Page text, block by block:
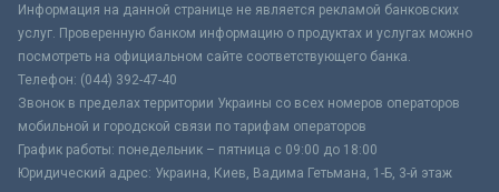
Информация на данной странице не является рекламой банковских
услуг. Проверенную банком информацию о продуктах и услугах можно
посмотреть на официальном сайте соответствующего банка.
Телефон: (044) 392-47-40
Звонок в пределах территории Украины со всех номеров операторов
мобильной и городской связи по тарифам операторов
График работы: понедельник – пятница с 09:00 до 18:00
Юридический адрес: Украина, Киев, Вадима Гетьмана, 1-Б, 3-й этаж